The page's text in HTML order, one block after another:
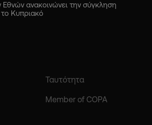
ανακοινώνει την σύγκληση
Κυπριακό
Ταυτότητα
Member of COPA